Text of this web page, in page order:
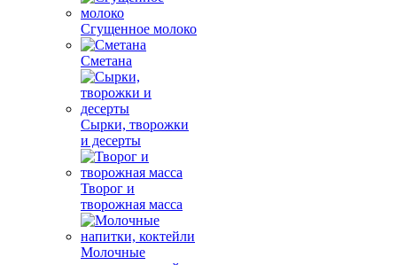
Сгущенное молоко
Сметана
Сырки, творожки
и десерты
Творог и
творожная масса
Молочные